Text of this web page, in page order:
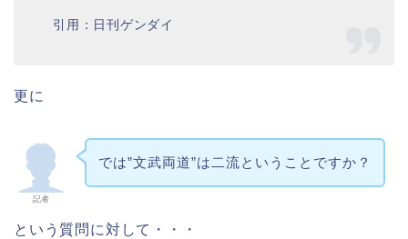
引用：日刊ゲンダイ
更に
記者
では”文武両道”は二流ということですか？
という質問に対して・・・